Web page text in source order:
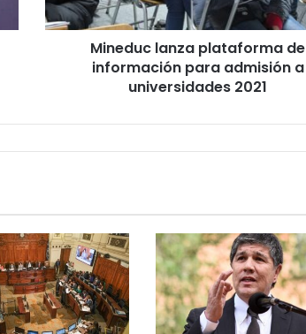
a
universidades
Mineduc lanza plataforma de
información para admisión a
universidades 2021